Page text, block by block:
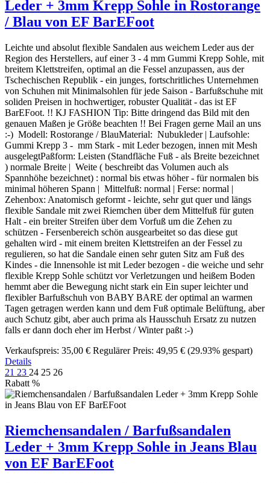
Leder + 3mm Krepp Sohle in Rostorange
/ Blau von EF BarEFoot
Leichte und absolut flexible Sandalen aus weichem Leder aus der
Region des Herstellers, auf einer 3 - 4 mm Gummi Krepp Sohle, mit
breitem Klettstreifen, optimal an die Fessel anzupassen, aus der
Tschechischen Republik - ein junges, fortschritliches Unternehmen
von Schuhen mit Minimalsohlen für jede Saison - Barfußschuhe mit
soliden Preisen in hochwertiger, robuster Qualität - das ist EF
BarEFoot. !! KJ FASHION Tip: Bitte dringend das Bild mit den
genauen Maßen je Größe beachten !! Bei Fragen gerne Mail an uns
:-) Modell: Rostorange / BlauMaterial: Nubukleder | Laufsohle:
Gummi Krepp 3 - mm Stark - mit Leder bezogen, innen mit Mesh
ausgelegtPaßform: Leisten (Standfläche Fuß - als Breite bezeichnet
) normale Breite | Weite ( beschreibt das Volumen auch als
Spannhöhe bezeichnet) : normal bis etwas höher - für normalen bis
minimal höheren Spann | Mittelfuß: normal | Ferse: normal |
Zehenbox: Anatomisch geformt - leichte, sehr gut quer und längs
flexible Sandale mit zwei Riemchen über dem Mittelfuß für guten
Halt - ein breiter Streifen über dem Vorfuß um die Zehen zu
schützen - Fersenbereich schön ausgearbeitet so das diese gut
gehalten wird - mit einem breiten Klettstreifen an der Fessel zu
regulieren, so hat die Sandale einen sehr guten Sitz am Fuß des
Kindes - die Innensohle ist mit Leder bezogen - die weiche und sehr
flexible Krepp Sohle schützt vor Verletzungen und heißem Boden
hemmt aber die Bewegung nicht stark ein Ein super leichter und
flexibler Barfußschuh von BABY BARE der optimal an warmen
Tagen getragen werden kann und dem Fuß optimale Belüftung, aber
auch Schutz gibt, aber auch prima als Hausschuh Ersatz zu nutzen
falls er dann doch eher im Herbst / Winter paßt :-)
Verkaufspreis: 35,00 € Regulärer Preis: 49,95 € (29.93% gespart)
Details
21 23 24 25 26
Rabatt %
Riemchensandalen / Barfußsandalen
Leder + 3mm Krepp Sohle in Jeans Blau
von EF BarEFoot